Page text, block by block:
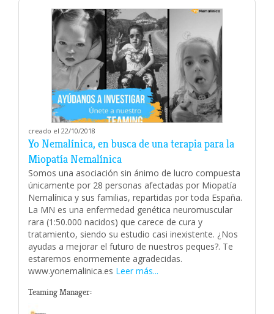
creado el 22/10/2018
Yo Nemalínica, en busca de una terapia para la
Miopatía Nemalínica
Somos una asociación sin ánimo de lucro compuesta
únicamente por 28 personas afectadas por Miopatía
Nemalínica y sus familias, repartidas por toda España.
La MN es una enfermedad genética neuromuscular
rara (1:50.000 nacidos) que carece de cura y
tratamiento, siendo su estudio casi inexistente. ¿Nos
ayudas a mejorar el futuro de nuestros peques?. Te
estaremos enormemente agradecidas.
www.yonemalinica.es Leer más...
Teaming Manager: